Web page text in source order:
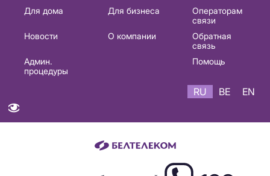
Основная
навигация
Для дома Для бизнеса
Операторам
связи
Новости
О компании
Обратная
связь
Админ.
процедуры
Помощь
RU BE EN